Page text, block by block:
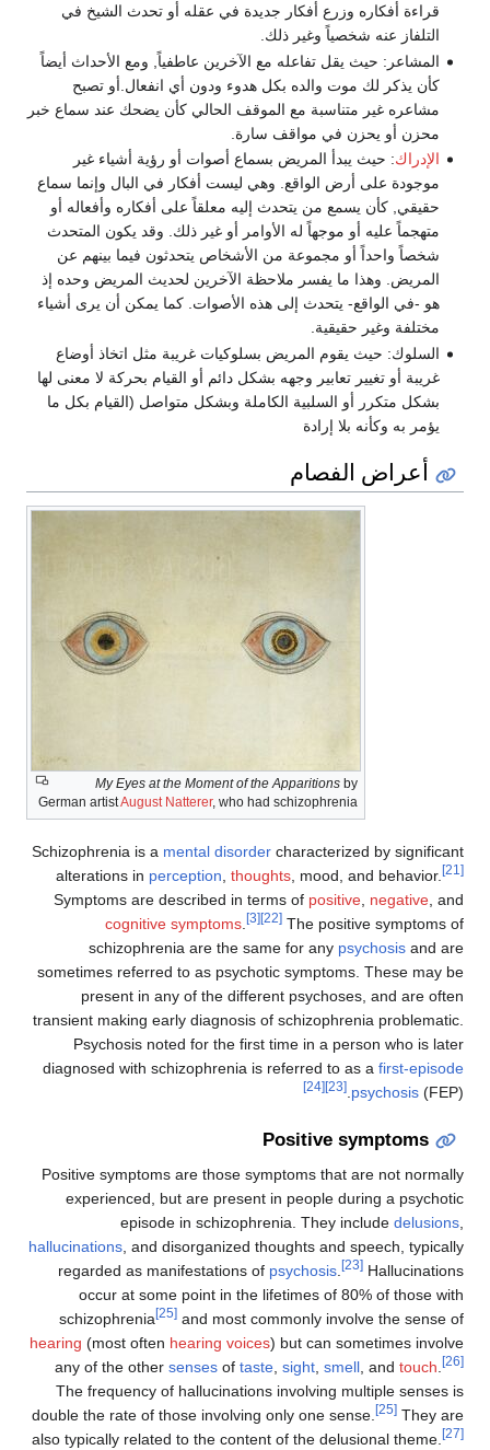
وزرع أفكار جديدة في عقله أو تحدث الشيخ في
شخصياً وغير ذلك.
يقل تفاعله مع الآخرين عاطفياً, ومع الأحداث أيضاً
موت والده بكل هدوء ودون أي انفعال.أو تصبح
متناسبة مع الموقف الحالي كأن يضحك عند سماع خبر
في مواقف سارة.
يبدأ المريض بسماع أصوات أو رؤية أشياء غير
أرض الواقع. وهي ليست أفكار في البال وإنما سماع
من يتحدث إليه معلقاً على أفكاره وأفعاله أو
أو موجهاً له الأوامر أو غير ذلك. وقد يكون المتحدث
أو مجموعة من الأشخاص يتحدثون فيما بينهم عن
ما يفسر ملاحظة الآخرين لحديث المريض وحده إذ
يتحدث إلى هذه الأصوات. كما يمكن أن يرى أشياء
حقيقية.
يقوم المريض بسلوكيات غريبة مثل اتخاذ أوضاع
تعابير وجهه بشكل دائم أو القيام بحركة لا معنى لها
أو السلبية الكاملة وبشكل متواصل (القيام بكل ما
بلا إرادة
الفصام
My Eyes at the Moment of the Apparitions
German artistAugust Natterer, who had schizophrenia
Schizophrenia is amental disorder
alterations inperception ,thoughts, mood,
Symptoms are described in terms ofpositive
cognitive symptoms.
The
schizophrenia are the same for any
sometimes referred to as psychotic symptoms.
present in any of the different
transient making early diagnosis of
Psychosis noted for the first time in a
diagnosed with schizophrenia is referred to as
[24]
Positive
Positive symptoms are those symptoms that
experienced, but are present in people
episode in schizophrenia. They
hallucinations, and disorganized thoughts and
regarded as manifestations ofpsychosis.
occur at some point in the lifetimes of
schizophrenia
and most commonly
hearing(most oftenhearing voices) but can
any of the othersensesoftaste,sight,smell
The frequency of hallucinations involving
double the rate of those involving only one
also typically related to the content of the